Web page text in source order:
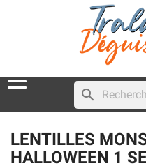
search
LENTILLES
HALLOWEEN 1